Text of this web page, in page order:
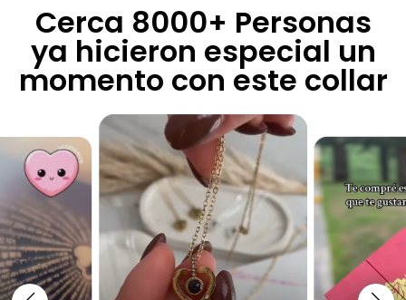
Cerca 8000+ Personas
ya hicieron especial un
momento con este collar